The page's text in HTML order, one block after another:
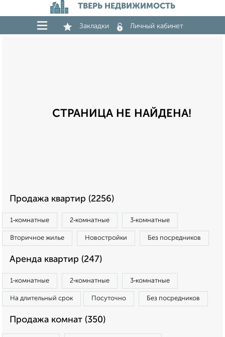
ТВЕРЬ НЕДВИЖИМОСТЬ
Закладки Личный кабинет
СТРАНИЦА НЕ НАЙДЕНА!
Продажа квартир (2256)
1‑комнатные 2‑комнатные 3‑комнатные
Вторичное жилье Новостройки Без посредников
Аренда квартир (247)
1‑комнатные 2‑комнатные 3‑комнатные
На длительный срок Посуточно Без посредников
Продажа комнат (350)